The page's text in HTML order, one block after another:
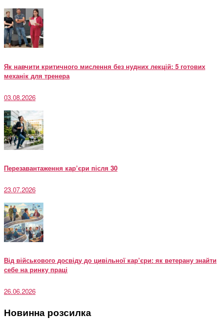
Як навчити критичного мислення без нудних лекцій: 5 готових
механік для тренера
03.08.2026
Перезавантаження кар’єри після 30
23.07.2026
Від військового досвіду до цивільної кар’єри: як ветерану знайти
себе на ринку праці
26.06.2026
Новинна розсилка